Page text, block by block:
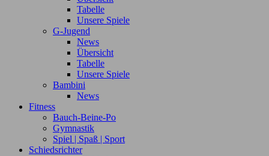
Tabelle
Unsere Spiele
G-Jugend
News
Übersicht
Tabelle
Unsere Spiele
Bambini
News
Fitness
Bauch-Beine-Po
Gymnastik
Spiel | Spaß | Sport
Schiedsrichter